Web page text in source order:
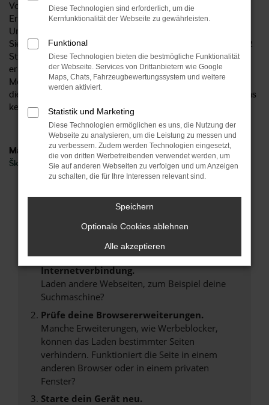
Vorstellungen und profitieren von unserer umfangreichen
Erfahrung im Verkauf von Autos. Wussten Sie, dass unser
Unternehmen bereits seit 1954 existiert? Mittlerweile finden
Sie uns an sechs Standorten im Zentrum Deutschlands und 2
Standorte in Norddeutschland und damit ideal aus Bayreuth
erreichbar. Gerne beraten wir Sie hinsichtlich all Ihrer
Möglichkeit und sprechen mit Ihnen über die vielen Vorteile,
die ein Škoda Octavia Neuwagen bietet. Höchste Zeit, um uns
kennen zu lernen.
Marken
Škoda
Fehler: Network Error
Beim Laden ist ein Fehler aufgetreten.
Hier sind ein paar Tipps, die dir helfen können:
Überprüfe deine Firewall und deine
Internetverbindung.
Laden andere Webseiten, zum Beispiel deine
Suchmaschine?
Prüfe deine Browsererweiterungen.
Manche Erweiterungen, wie Werbeblocker,
können das Laden bestimmter Seiten
verhindern. Funktioniert die Seite in einem
anderen Browser oder in einem privaten
Fenster?
Starte dein Gerät neu.
Diese Technologien sind erforderlich, um die
Kernfunktionalität der Webseite zu gewährleisten.
Funktional
Diese Technologien bieten die bestmögliche Funktionalität
der Webseite. Services von Drittanbietern wie Google
Maps, Chats, Fahrzeugbewertungssystem und weitere
werden aktiviert.
Statistik und Marketing
Diese Technologien ermöglichen es uns, die Nutzung der
Webseite zu analysieren, um die Leistung zu messen und
zu verbessern. Zudem werden Technologien eingesetzt,
die von dritten Werbetreibenden verwendet werden, um
Sie auf anderen Webseiten zu verfolgen und um Anzeigen
zu schalten, die für Ihre Interessen relevant sind.
Speichern
Optionale Cookies ablehnen
Alle akzeptieren